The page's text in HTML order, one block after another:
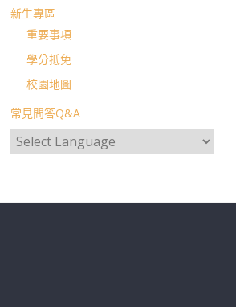
新生專區
重要事項
學分抵免
校園地圖
常見問答Q&A